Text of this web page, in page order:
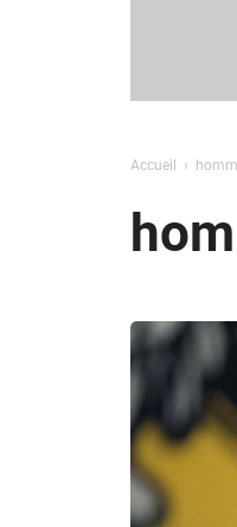
Accueil